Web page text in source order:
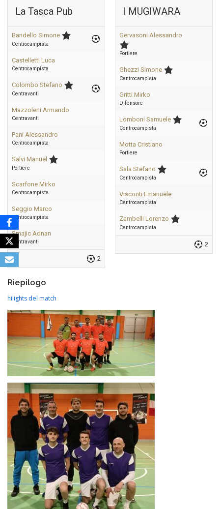
La Tasca Pub
Bandello Simone
Centrocampista
Castelletti Luca
Centrocampista
Colombo Stefano
Centravanti
Mazzoleni Armando
Centravanti
Pani Alessandro
Centrocampista
Salvi Manuel
Portiere
Scarfone Mirko
Centrocampista
Seggio Marco
Centrocampista
Smajic Adnan
Centravanti
2
I MUGIWARA
Gervasoni Alessandro
Portiere
Ghezzi Simone
Centrocampista
Gritti Mirko
Difensore
Lomboni Samuele
Centrocampista
Motta Cristiano
Portiere
Sala Stefano
Centrocampista
Visconti Emanuele
Centrocampista
Zambelli Lorenzo
Centrocampista
2
Riepilogo
hilights del match